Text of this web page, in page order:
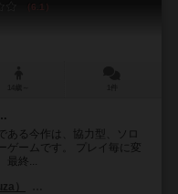
6.1
ある今作は、協力型、ソロ
ゲームです。 プレイ毎に変
終...
）